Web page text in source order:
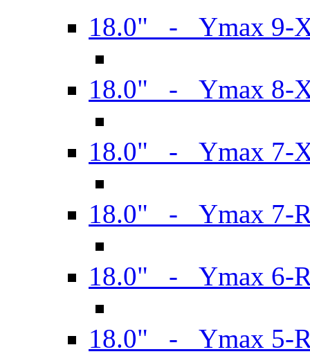
18.0" - Ymax 9-
18.0" - Ymax 8-
18.0" - Ymax 7-
18.0" - Ymax 7-
18.0" - Ymax 6-
18.0" - Ymax 5-